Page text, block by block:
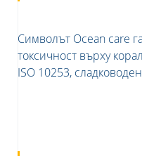
Символът Ocean care
токсичност върху
ISO 10253,